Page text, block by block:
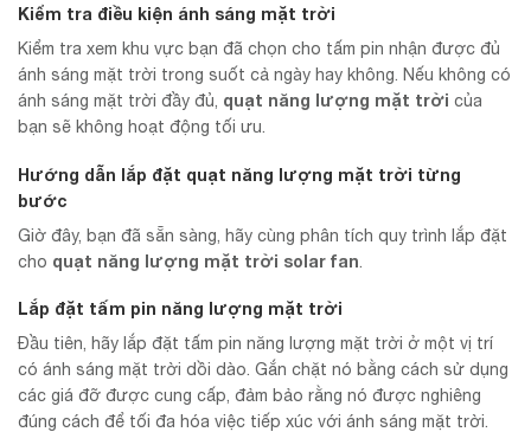
Kiểm tra điều kiện ánh sáng mặt trời
Kiểm tra xem khu vực bạn đã chọn cho tấm pin nhận được đủ
ánh sáng mặt trời trong suốt cả ngày hay không. Nếu không có
ánh sáng mặt trời đầy đủ, quạt năng lượng mặt trời của
bạn sẽ không hoạt động tối ưu.
Hướng dẫn lắp đặt quạt năng lượng mặt trời từng
bước
Giờ đây, bạn đã sẵn sàng, hãy cùng phân tích quy trình lắp đặt
cho quạt năng lượng mặt trời solar fan
Lắp đặt tấm pin năng lượng mặt trời
Đầu tiên, hãy lắp đặt tấm pin năng lượng mặt trời ở một vị trí
có ánh sáng mặt trời dồi dào. Gắn chặt nó bằng cách sử dụng
các giá đỡ được cung cấp, đảm bảo rằng nó được nghiêng
đúng cách để tối đa hóa việc tiếp xúc với ánh sáng mặt trời.